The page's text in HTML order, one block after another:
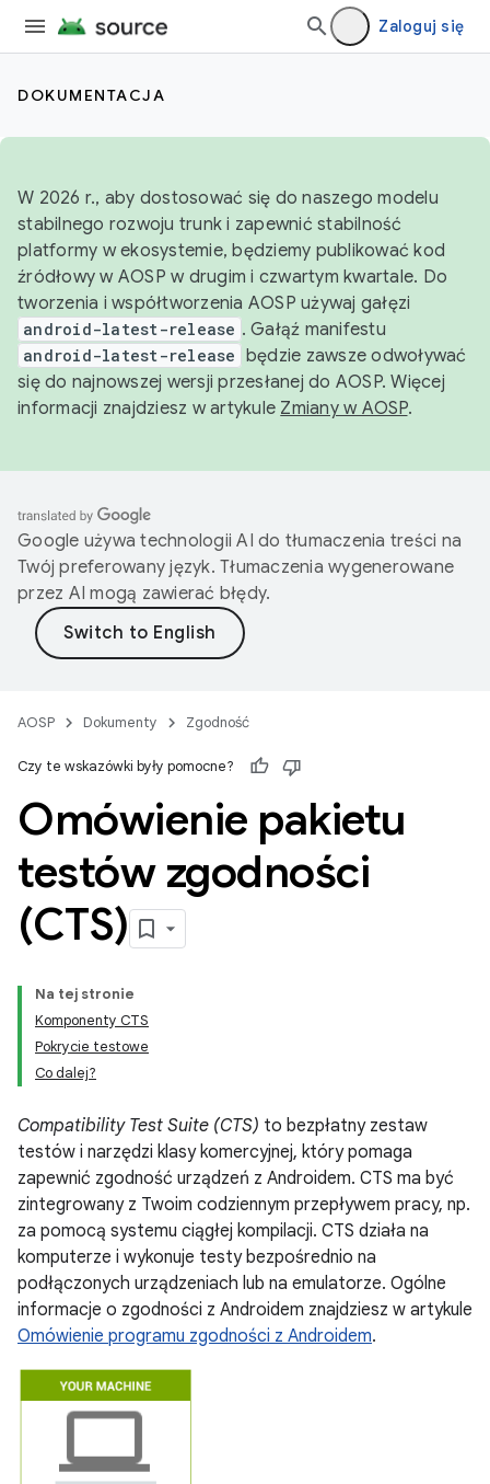
Zaloguj się
DOKUMENTACJA
W 2026 r., aby dostosować się do naszego modelu
stabilnego rozwoju trunk i zapewnić stabilność
platformy w ekosystemie, będziemy publikować kod
źródłowy w AOSP w drugim i czwartym kwartale. Do
tworzenia i współtworzenia AOSP używaj gałęzi
android-latest-release . Gałąź manifestu
android-latest-release będzie zawsze odwoływać
się do najnowszej wersji przesłanej do AOSP. Więcej
informacji znajdziesz w artykule Zmiany w AOSP.
Google używa technologii AI do tłumaczenia treści na
Twój preferowany język. Tłumaczenia wygenerowane
przez AI mogą zawierać błędy.
AOSP Dokumenty Zgodność
Czy te wskazówki były pomocne?
Omówienie pakietu
testów zgodności
(CTS)
Na tej stronie
Komponenty CTS
Pokrycie testowe
Co dalej?
Compatibility Test Suite (CTS) to bezpłatny zestaw
testów i narzędzi klasy komercyjnej, który pomaga
zapewnić zgodność urządzeń z Androidem. CTS ma być
zintegrowany z Twoim codziennym przepływem pracy, np.
za pomocą systemu ciągłej kompilacji. CTS działa na
komputerze i wykonuje testy bezpośrednio na
podłączonych urządzeniach lub na emulatorze. Ogólne
informacje o zgodności z Androidem znajdziesz w artykule
Omówienie programu zgodności z Androidem.